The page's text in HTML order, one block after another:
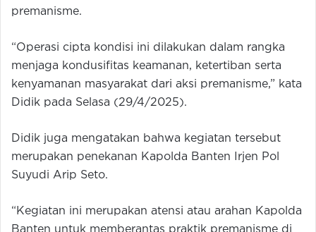
premanisme.
“Operasi cipta kondisi ini dilakukan dalam rangka
menjaga kondusifitas keamanan, ketertiban serta
kenyamanan masyarakat dari aksi premanisme,” kata
Didik pada Selasa (29/4/2025).
Didik juga mengatakan bahwa kegiatan tersebut
merupakan penekanan Kapolda Banten Irjen Pol
Suyudi Arip Seto.
“Kegiatan ini merupakan atensi atau arahan Kapolda
Banten untuk memberantas praktik premanisme di